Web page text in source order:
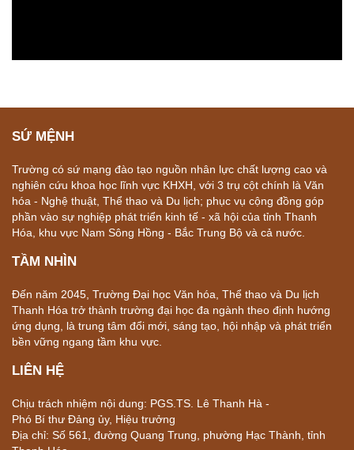
SỨ MỆNH
Trường có sứ mạng đào tạo nguồn nhân lực chất lượng cao và
nghiên cứu khoa học lĩnh vực KHXH, với 3 trụ cột chính là Văn
hóa - Nghệ thuật, Thể thao và Du lịch; phục vụ cộng đồng góp
phần vào sự nghiệp phát triển kinh tế - xã hội của tỉnh Thanh
Hóa, khu vực Nam Sông Hồng - Bắc Trung Bộ và cả nước.
TẦM NHÌN
Đến năm 2045, Trường Đại học Văn hóa, Thể thao và Du lịch
Thanh Hóa trở thành trường đại học đa ngành theo định hướng
ứng dụng, là trung tâm đổi mới, sáng tạo, hội nhập và phát triển
bền vững ngang tầm khu vực.
LIÊN HỆ
Chịu trách nhiệm nội dung: PGS.TS. Lê Thanh Hà -
Phó Bí thư Đảng ủy, Hiệu trưởng
Địa chỉ: Số 561, đường Quang Trung, phường Hạc Thành, tỉnh